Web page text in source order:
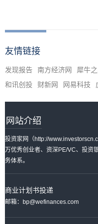
友情链接
发现报告 南方经济网 犀牛
和讯创投
财新网 网易科技
网站介绍
投资家网（http://
万优秀创业者、资深PE/VC、投资
务体系。
商业计划书投递
邮箱：bp@wefinances.com